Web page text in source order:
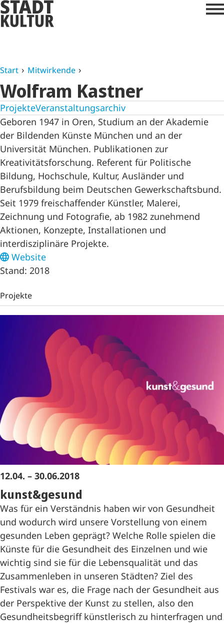
Start Mitwirkende
Wolfram Kastner
ProjekteVeranstaltungsarchiv
Geboren 1947 in Oren, Studium an der Akademie
der Bildenden Künste München und an der
Universität München. Publikationen zur
Kreativitätsforschung. Referent für Politische
Bildung, Hochschule, Kultur, Ausländer und
Berufsbildung beim Deutschen Gewerkschaftsbund.
Seit 1979 freischaffender Künstler, Malerei,
Zeichnung und Fotografie, ab 1982 zunehmend
Aktionen, Konzepte, Installationen und
interdisziplinäre Projekte.
Website
Stand: 2018
Projekte
12.04. – 30.06.2018
kunst&gesund
Was für ein Verständnis haben wir von Gesundheit
und wodurch wird unsere Vorstellung von einem
gesunden Leben geprägt? Welche Rolle spielen die
Künste für die Gesundheit des Einzelnen und wie
wichtig sind sie für die Lebensqualität und das
Zusammenleben in unseren Städten? Ziel des
Festivals war es, die Frage nach der Gesundheit aus
der Perspektive der Kunst zu stellen, also den
Gesundheitsbegriff künstlerisch zu hinterfragen und